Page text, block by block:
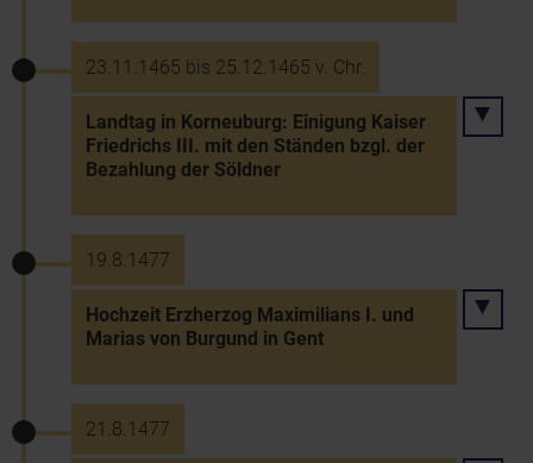
23.11.1465 bis 25.12.1465 v. Chr.
Landtag in Korneuburg: Einigung Kaiser
Friedrichs III. mit den Ständen bzgl. der
Bezahlung der Söldner
19.8.1477
Hochzeit Erzherzog Maximilians I. und
Marias von Burgund in Gent
21.8.1477